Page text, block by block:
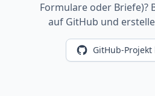
Formulare oder Briefe)?
auf GitHub und
GitHub-Projekt